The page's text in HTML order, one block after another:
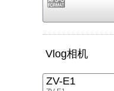
Vlog相机
ZV-E1